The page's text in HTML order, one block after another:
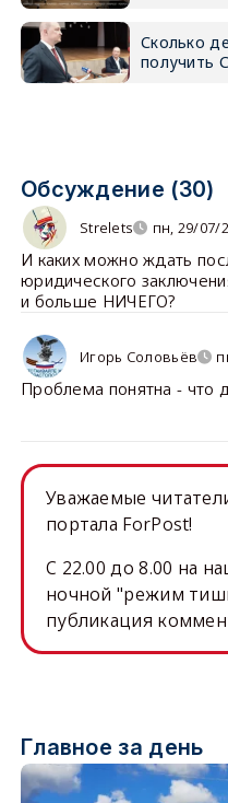
Сколько
получить
Обсуждение (30)
Strelets пн, 29/07/
И каких можно ждать
юридического
и больше НИЧЕГО?
Игорь Соловьёв
Проблема понятна - что
Уважаемые
портала ForPost!
C 22.00 до 8.00 на
ночной "режим
публикация
Главное за день